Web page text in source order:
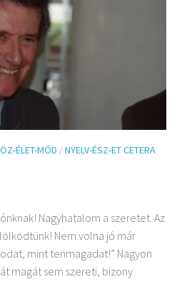
ÉLET-MÓD /NYELV-ÉSZ-ET CETERA
Nagyhatalom a szeretet. Az
Nem volna jó már
mint tenmagadat!” Nagyon
magát sem szereti, bizony